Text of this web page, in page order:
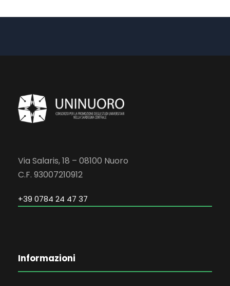
Via Salaris, 18 – 08100 Nuoro
C.F. 93007210912
+39 0784 24 47 37
Informazioni